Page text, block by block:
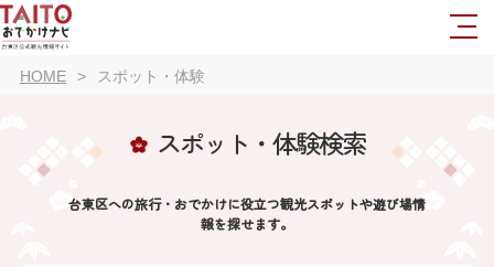
HOME スポット・体験
スポット・体験検索
台東区への旅行・おでかけに役立つ観光スポットや遊び場情
報を探せます。